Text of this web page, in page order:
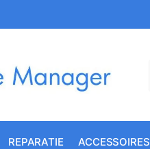
REPARATIE ACCESSOIRES